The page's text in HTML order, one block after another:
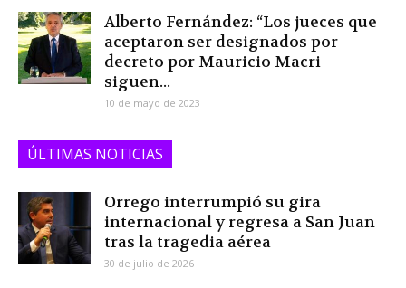
Alberto Fernández: “Los jueces que
aceptaron ser designados por
decreto por Mauricio Macri
siguen...
10 de mayo de 2023
ÚLTIMAS NOTICIAS
Orrego interrumpió su gira
internacional y regresa a San Juan
tras la tragedia aérea
30 de julio de 2026